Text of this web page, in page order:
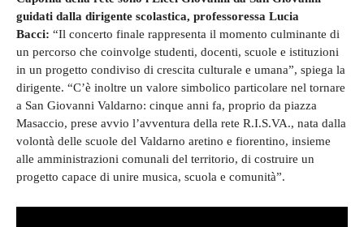
guidati dalla dirigente scolastica, professoressa Lucia
Bacci: “Il concerto finale rappresenta il momento culminante di
un percorso che coinvolge studenti, docenti, scuole e istituzioni
in un progetto condiviso di crescita culturale e umana”, spiega la
dirigente. “C’è inoltre un valore simbolico particolare nel tornare
a San Giovanni Valdarno: cinque anni fa, proprio da piazza
Masaccio, prese avvio l’avventura della rete R.I.S.VA., nata dalla
volontà delle scuole del Valdarno aretino e fiorentino, insieme
alle amministrazioni comunali del territorio, di costruire un
progetto capace di unire musica, scuola e comunità”.